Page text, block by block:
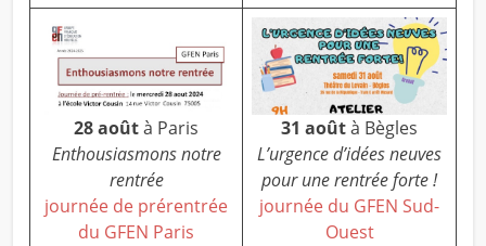
28 aoûtà Paris
Enthousiasmons notre
rentrée
journée de prérentrée
du GFEN Paris
31 aoûtà Bègles
L’urgence d’idées neuves
pour une rentrée forte !
journée du GFEN Sud-
Ouest